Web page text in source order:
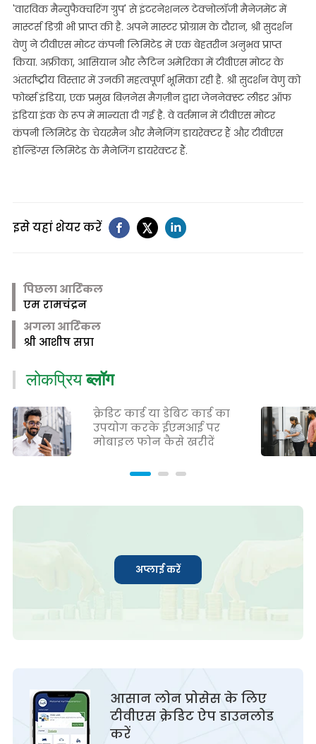
'वारविक मैन्युफैक्चरिंग ग्रुप' से इंटरनेशनल टेक्नोलॉजी मैनेजमेंट में
मास्टर्स डिग्री भी प्राप्त की है. अपने मास्टर प्रोग्राम के दौरान, श्री सुदर्शन
वेणु ने टीवीएस मोटर कंपनी लिमिटेड में एक बेहतरीन अनुभव प्राप्त
किया. अफ्रीका, आसियान और लैटिन अमेरिका में टीवीएस मोटर के
अंतर्राष्ट्रीय विस्तार में उनकी महत्वपूर्ण भूमिका रही है. श्री सुदर्शन वेणु को
फोर्ब्स इंडिया, एक प्रमुख बिज़नेस मैगज़ीन द्वारा जेननेक्स्ट लीडर ऑफ
इंडिया इंक के रूप में मान्यता दी गई है. वे वर्तमान में टीवीएस मोटर
कंपनी लिमिटेड के चेयरमैन और मैनेजिंग डायरेक्टर हैं और टीवीएस
होल्डिंग्स लिमिटेड के मैनेजिंग डायरेक्टर हैं.
इसे यहां शेयर करें
पिछला आर्टिकल
एम रामचंद्रन
अगला आर्टिकल
श्री आशीष सप्रा
लोकप्रियब्लॉग
क्रेडिट कार्ड या डेबिट कार्ड का
उपयोग करके ईएमआई पर
मोबाइल फोन कैसे खरीदें
अप्लाई करें
आसान लोन प्रोसेस के लिए
टीवीएस क्रेडिट ऐप डाउनलोड
करें